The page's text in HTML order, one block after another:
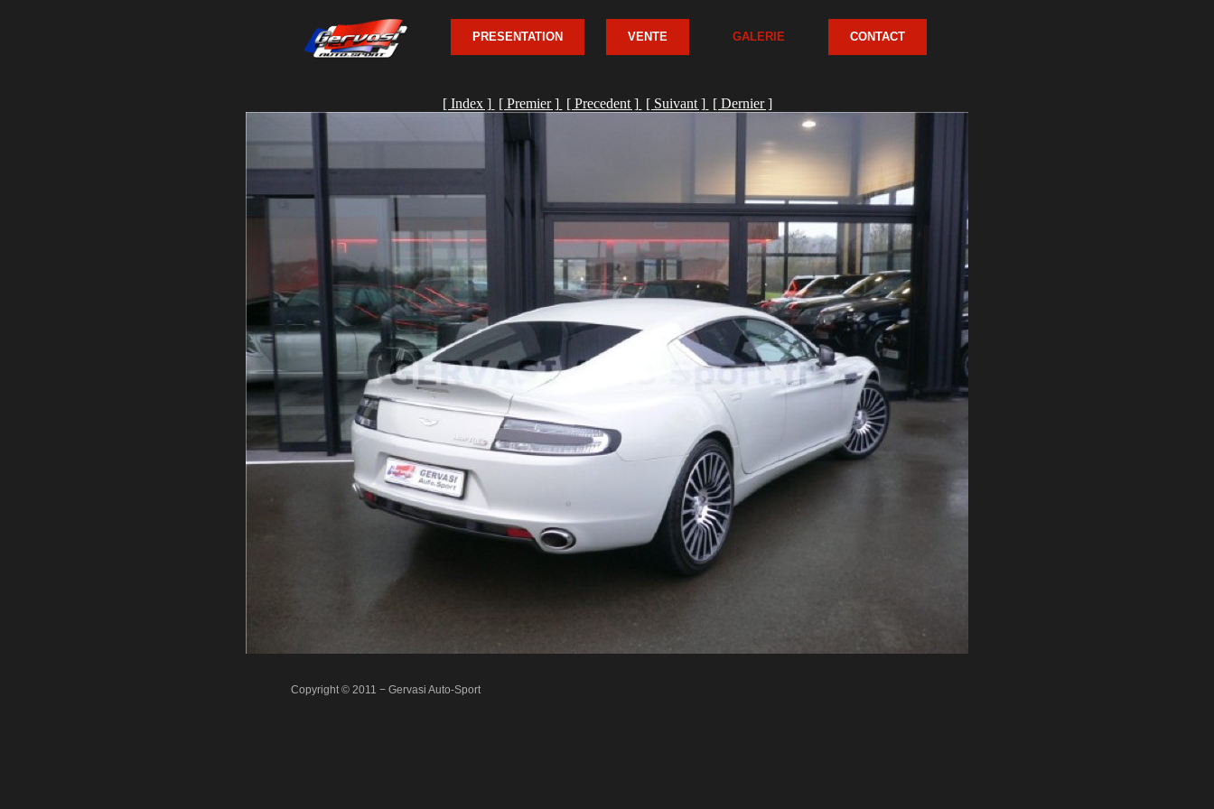
PRESENTATION VENTE GALERIE CONTACT
[ Index ] [ Premier ] [ Precedent ] [ Suivant ] [ Dernier ]
Copyright © 2011 − Gervasi Auto-Sport